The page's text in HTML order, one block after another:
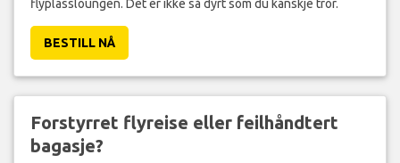
flyplassloungen. Det er ikke så dyrt som du kanskje tror.
BESTILL NÅ
Forstyrret flyreise eller feilhåndtert
bagasje?